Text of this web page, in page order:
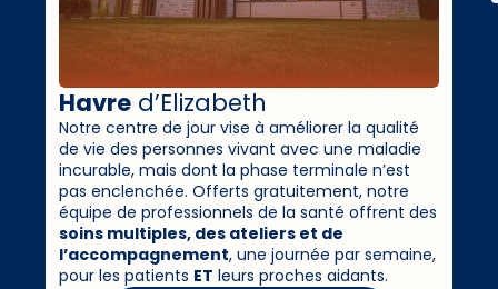
Havre d’Elizabeth
Notre centre de jour vise à améliorer la qualité
de vie des personnes vivant avec une maladie
incurable, mais dont la phase terminale n’est
pas enclenchée. Offerts gratuitement, notre
équipe de professionnels de la santé offrent des
soins multiples, des ateliers et de
l’accompagnement, une journée par semaine,
pour les patients ET leurs proches aidants.